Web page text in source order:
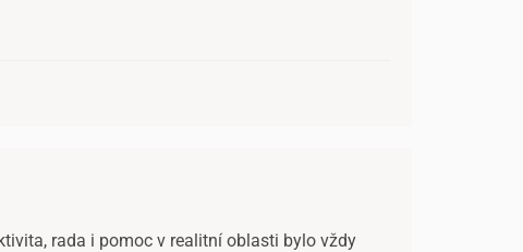
rada i pomoc v realitní oblasti bylo vždy